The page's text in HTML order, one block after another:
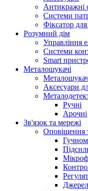
Антикражні
Системи
Фіксатор
Розумний дім
Управління
Системи
Smart
Металошукачі
Аксесуари
Ручні
Арочні
Зв'язок та мережі
Оповіщення